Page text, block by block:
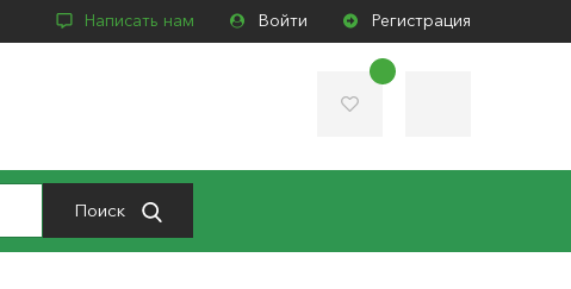
Написать нам Войти Регистрация
Поиск